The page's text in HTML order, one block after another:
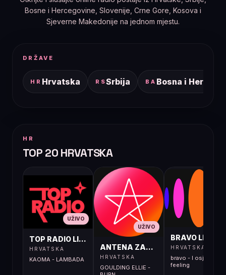
Bosne i Hercegovine, Slovenije, Crne Gore, Kosova i
Sjeverne Makedonije na jednom mjestu.
DRŽAVE
HR Hrvatska RSSrbija BA Bosna i
HR
TOP 20 HRVATSKA
UŽIVO
TOP RADIO LIVE
HRVATSKA
KAOMA - LAMBADA
UŽIVO
ANTENA ZAGREB LIVE
HRVATSKA
GOULDING ELLIE -
BRAVO LIVE
HRVATSKA
bravo - I osjećaj i
feeling